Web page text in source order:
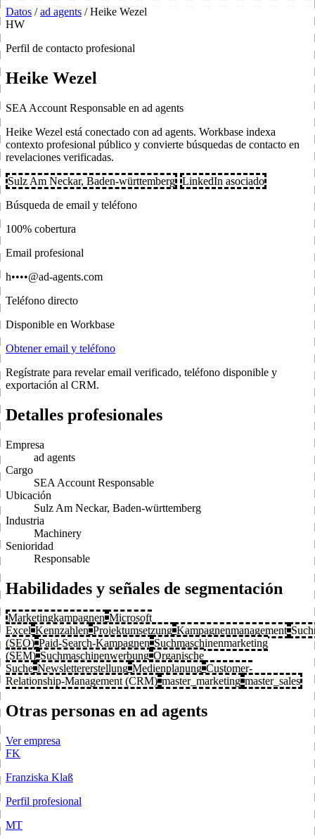
Datos / ad agents / Heike Wezel
HW
Perfil de contacto profesional
Heike Wezel
SEA Account Responsable en ad agents
Heike Wezel está conectado con ad agents. Workbase indexa
contexto profesional público y convierte búsquedas de contacto en
revelaciones verificadas.
Sulz Am Neckar, Baden-württemberg LinkedIn asociado
Búsqueda de email y teléfono
100% cobertura
Email profesional
h••••@ad-agents.com
Teléfono directo
Disponible en Workbase
Obtener email y teléfono
Regístrate para revelar email verificado, teléfono disponible y
exportación al CRM.
Detalles profesionales
Empresa
ad agents
Cargo
SEA Account Responsable
Ubicación
Sulz Am Neckar, Baden-württemberg
Industria
Machinery
Senioridad
Responsable
Habilidades y señales de segmentación
Marketingkampagnen Microsoft
Excel Kennzahlen Projektumsetzung Kampagnenmanagement
(SEO) Paid-Search-Kampagnen Suchmaschinenmarketing
(SEM) Suchmaschinenwerbung Organische
Suche Newslettererstellung Medienplanung Customer-
Relationship-Management (CRM) master_marketing master_sales
Otras personas en ad agents
Ver empresa
FK
Franziska Klaß
Perfil profesional
MT